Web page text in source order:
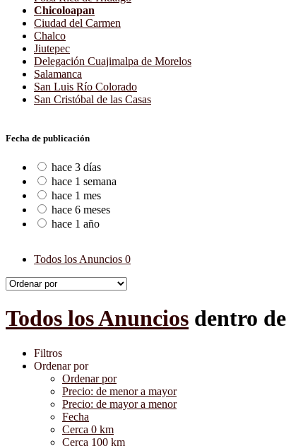
Chicoloapan
Ciudad del Carmen
Chalco
Jiutepec
Delegación Cuajimalpa de Morelos
Salamanca
San Luis Río Colorado
San Cristóbal de las Casas
Fecha de publicación
hace 3 días
hace 1 semana
hace 1 mes
hace 6 meses
hace 1 año
Todos los Anuncios 0
Todos los Anuncios dentro de
Filtros
Ordenar por
Ordenar por
Precio: de menor a mayor
Precio: de mayor a menor
Fecha
Cerca 0 km
Cerca 100 km